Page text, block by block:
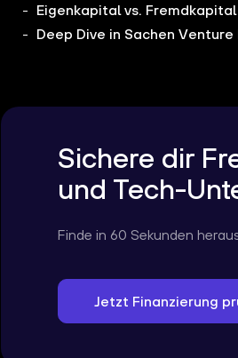
Eigenkapital vs. Fremdkapital
Deep Dive in Sachen Venture
Sichere dir
und Tech-
Finde in 60 Sekunden
Jetzt Finanzierung